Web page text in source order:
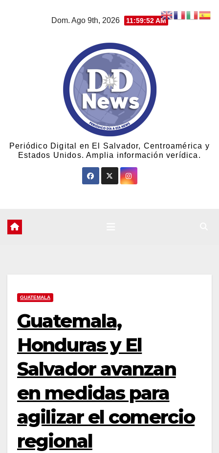
Dom. Ago 9th, 2026 11:59:53 AM
Periódico Digital en El Salvador, Centroamérica y
Estados Unidos. Amplia información verídica.
GUATEMALA
Guatemala,
Honduras y El
Salvador avanzan
en medidas para
agilizar el comercio
regional